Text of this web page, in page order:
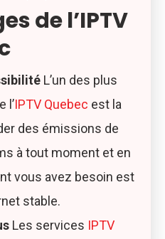
de l’IPTV
L’un des plus
l’IPTV Quebec est la
des émissions de
à tout moment et en
vous avez besoin est
stable.
Les services IPTV